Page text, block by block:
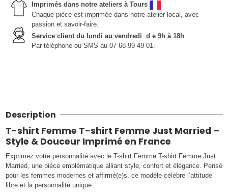
Imprimés dans notre ateliers à Tours
Chaque pièce est imprimée dans notre atelier local, avec
passion et savoir-faire.
Service client du lundi au vendredi d e 9h à 18h
Par téléphone ou SMS au 07 68 99 49 01.
Description
T-shirt Femme T-shirt Femme Just Married –
Style & Douceur Imprimé en France
Exprimez votre personnalité avec le T-shirt Femme T-shirt Femme Just
Married, une pièce emblématique alliant style, confort et élégance. Pensé
pour les femmes modernes et affirmé(e)s, ce modèle célèbre l’attitude
libre et la personnalité unique.